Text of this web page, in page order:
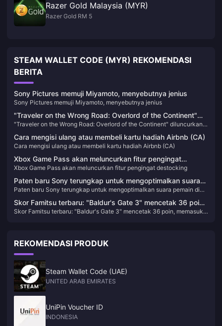
Razer Gold Malaysia (MYR)
Razer Gold RM 5
STEAM WALLET CODE (MYR) REKOMENDASI
BERITA
Sony Pictures memuji Miyamoto, menyebutnya jenius
Sony Pictures memuji Miyamoto, menyebutnya jenius
"Traveler on the Wrong Road: Overlord of the Continent"
diluncurkan dalam versi beta publik hari ini! Wisatawan
Octopath berkumpul untuk menciptakan kembali kejayaan
JRPG!
"Traveler on the Wrong Road: Overlord of the Continent" diluncurkan
dalam versi beta publik hari ini! Wisatawan Octopath berkumpul untuk
menciptakan kembali kejayaan JRPG!
Cara mengisi ulang atau membeli kartu hadiah Airbnb (CA)
Cara mengisi ulang atau membeli kartu hadiah Airbnb (CA)
Xbox Game Pass akan meluncurkan fitur pengingat
destocking
Xbox Game Pass akan meluncurkan fitur pengingat destocking
Paten baru Sony terungkap untuk mengoptimalkan suara
pemain di game multipemain
Paten baru Sony terungkap untuk mengoptimalkan suara pemain di
Skor Famitsu terbaru: "Baldur's Gate 3" mencetak 36 poin,
memasuki Platinum Hall
Skor Famitsu terbaru: "Baldur's Gate 3" mencetak 36 poin, memasuki
REKOMENDASI PRODUK
Steam Wallet Code (UAE)
UNITED ARAB EMIRATES
UniPin Voucher ID
INDONESIA